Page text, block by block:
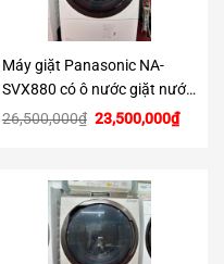
Máy giặt Panasonic NA-
SVX880 có ô nước giặt nước
xả tự động
26,500,000₫ Giá
gốc
23,500,000₫Giá
hiện